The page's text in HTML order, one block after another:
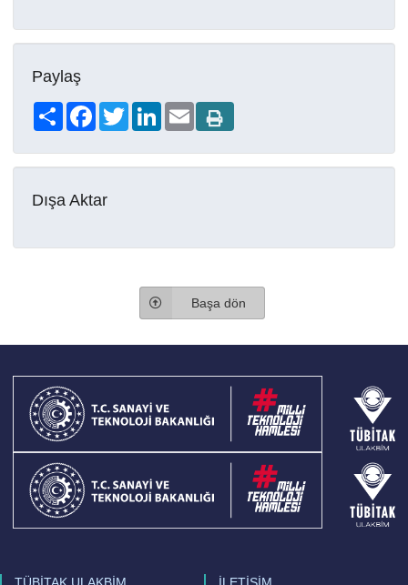
Paylaş
Share FacebookTwitterLinkedIn
Email
Dışa Aktar
Başa dön